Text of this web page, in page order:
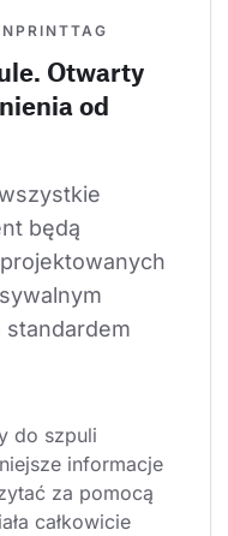
Otwarty
od
będą
standardem
do szpuli
informacje
za pomocą
całkowicie